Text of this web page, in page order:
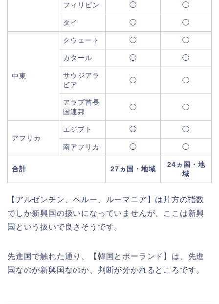
フィリピン ◯ ◯
タイ ◯ ◯
中東
クウェート ◯ ◯
カタール ◯ ◯
サウジアラ
ビア
◯ ◯
アラブ首長
国連邦
◯ ◯
アフリカ
エジプト ◯ ◯
南アフリカ ◯ ◯
合計 27ヵ国・地域
24ヵ国・地
域
【アルゼンチン、ペルー、ルーマニア】は片方の指数
でしか新興国の扱いになっていませんが、ここは新興
国という扱いで良さそうです。
先進国で触れた通り、【韓国とポーランド】は、先進
国なのか新興国なのか、判断が分かれるところです。